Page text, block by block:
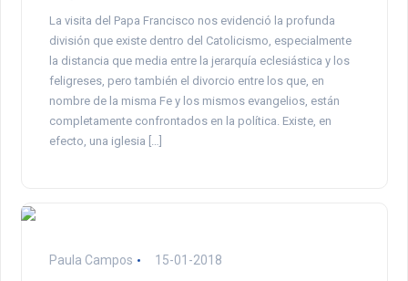
La visita del Papa Francisco nos evidenció la profunda
división que existe dentro del Catolicismo, especialmente
la distancia que media entre la jerarquía eclesiástica y los
feligreses, pero también el divorcio entre los que, en
nombre de la misma Fe y los mismos evangelios, están
completamente confrontados en la política. Existe, en
efecto, una iglesia […]
Paula Campos 15-01-2018